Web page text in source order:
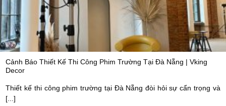
Cảnh Báo Thiết Kế Thi Công Phim Trường Tại Đà Nẵng | Vking
Decor
Thiết kế thi công phim trường tại Đà Nẵng đòi hỏi sự cẩn trọng và
[...]